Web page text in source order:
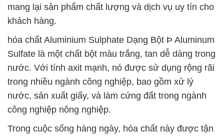
mang lại sản phẩm chất lượng và dịch vụ uy tín cho
khách hàng.
hóa chất Aluminium Sulphate Dạng Bột Þ Aluminum
Sulfate là một chất bột màu trắng, tan dễ dàng trong
nước. Với tính axit mạnh, nó được sử dụng rộng rãi
trong nhiều ngành công nghiệp, bao gồm xử lý
nước, sản xuất giấy, và làm cứng đất trong ngành
công nghiệp nông nghiệp.
Trong cuộc sống hàng ngày, hóa chất này được tận